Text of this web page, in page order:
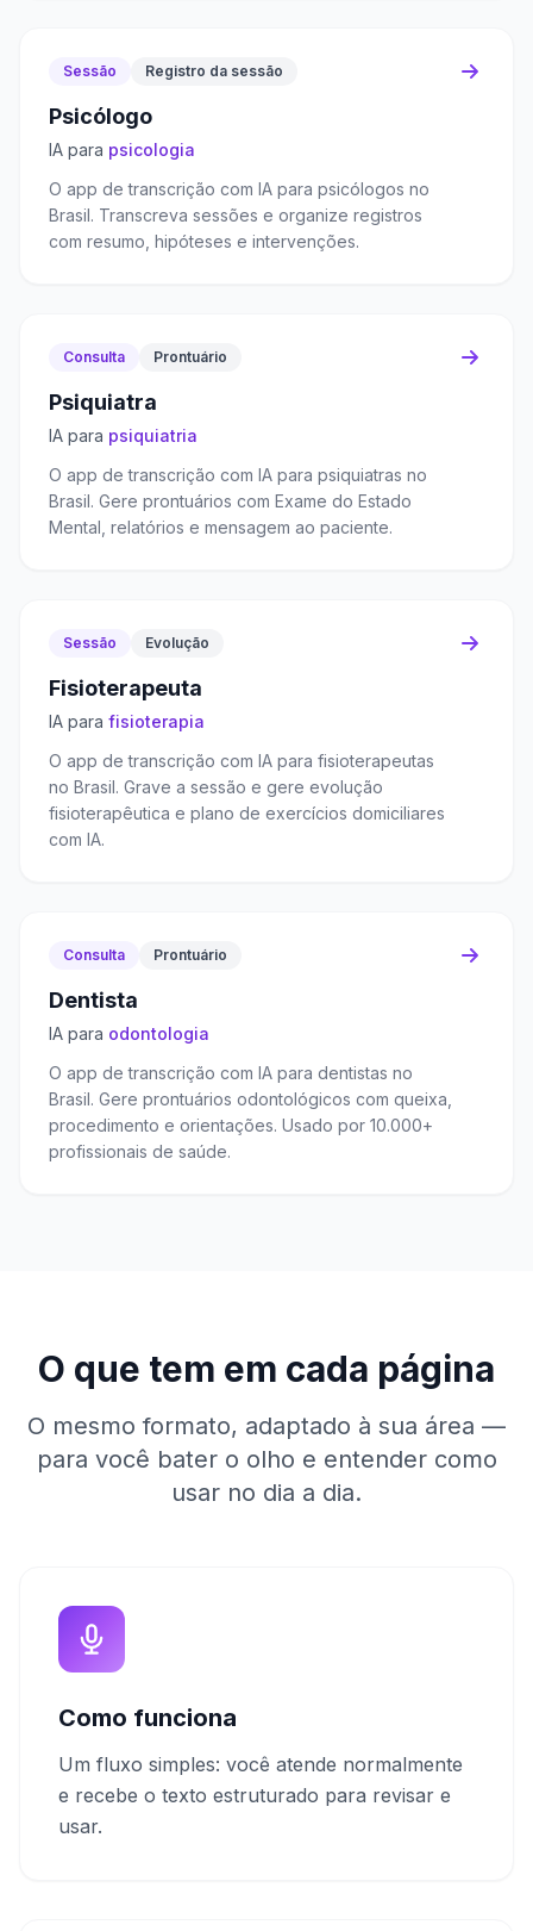
Sessão Registro da sessão
Psicólogo
IA para psicologia
O app de transcrição com IA para psicólogos no
Brasil. Transcreva sessões e organize registros
com resumo, hipóteses e intervenções.
Consulta Prontuário
Psiquiatra
IA para psiquiatria
O app de transcrição com IA para psiquiatras no
Brasil. Gere prontuários com Exame do Estado
Mental, relatórios e mensagem ao paciente.
Sessão Evolução
Fisioterapeuta
IA para fisioterapia
O app de transcrição com IA para fisioterapeutas
no Brasil. Grave a sessão e gere evolução
fisioterapêutica e plano de exercícios domiciliares
com IA.
Consulta Prontuário
Dentista
IA para odontologia
O app de transcrição com IA para dentistas no
Brasil. Gere prontuários odontológicos com queixa,
procedimento e orientações. Usado por 10.000+
profissionais de saúde.
O que tem em cada página
O mesmo formato, adaptado à sua área —
para você bater o olho e entender como
usar no dia a dia.
Como funciona
Um fluxo simples: você atende normalmente
e recebe o texto estruturado para revisar e
usar.